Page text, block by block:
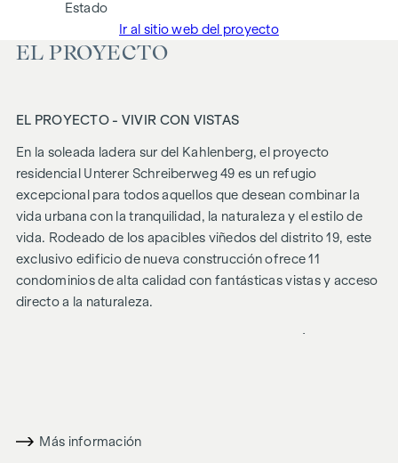
Estado
Ir al sitio web del proyecto
EL PROYECTO
EL PROYECTO - VIVIR CON VISTAS
En la soleada ladera sur del Kahlenberg, el proyecto
residencial Unterer Schreiberweg 49 es un refugio
excepcional para todos aquellos que desean combinar la
vida urbana con la tranquilidad, la naturaleza y el estilo de
vida. Rodeado de los apacibles viñedos del distrito 19, este
exclusivo edificio de nueva construcción ofrece 11
condominios de alta calidad con fantásticas vistas y acceso
directo a la naturaleza.
identidad especial. La duradera fachada de ladrillo clinker,
Más información